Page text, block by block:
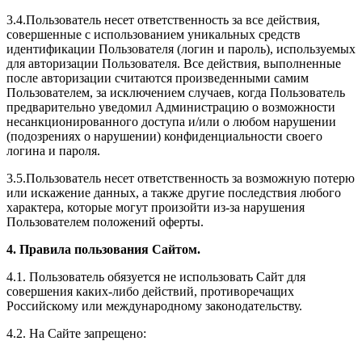
3.4.Пользователь несет ответственность за все действия,
совершенные с использованием уникальных средств
идентификации Пользователя (логин и пароль), используемых
для авторизации Пользователя. Все действия, выполненные
после авторизации считаются произведенными самим
Пользователем, за исключением случаев, когда Пользователь
предварительно уведомил Администрацию о возможности
несанкционированного доступа и/или о любом нарушении
(подозрениях о нарушении) конфиденциальности своего
логина и пароля.
3.5.Пользователь несет ответственность за возможную потерю
или искажение данных, а также другие последствия любого
характера, которые могут произойти из-за нарушения
Пользователем положений оферты.
4. Правила пользования Сайтом.
4.1. Пользователь обязуется не использовать Сайт для
совершения каких-либо действий, противоречащих
Российскому или международному законодательству.
4.2. На Сайте запрещено: